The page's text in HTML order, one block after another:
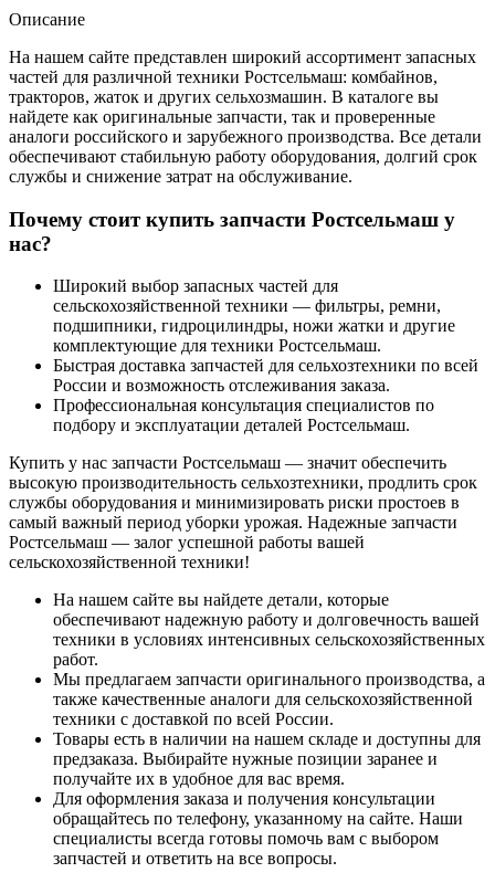
Описание
На нашем сайте представлен широкий ассортимент запасных
частей для различной техники Ростсельмаш: комбайнов,
тракторов, жаток и других сельхозмашин. В каталоге вы
найдете как оригинальные запчасти, так и проверенные
аналоги российского и зарубежного производства. Все детали
обеспечивают стабильную работу оборудования, долгий срок
службы и снижение затрат на обслуживание.
Почему стоит купить запчасти Ростсельмаш у
нас?
Широкий выбор запасных частей для
сельскохозяйственной техники — фильтры, ремни,
подшипники, гидроцилиндры, ножи жатки и другие
комплектующие для техники Ростсельмаш.
Быстрая доставка запчастей для сельхозтехники по всей
России и возможность отслеживания заказа.
Профессиональная консультация специалистов по
подбору и эксплуатации деталей Ростсельмаш.
Купить у нас запчасти Ростсельмаш — значит обеспечить
высокую производительность сельхозтехники, продлить срок
службы оборудования и минимизировать риски простоев в
самый важный период уборки урожая. Надежные запчасти
Ростсельмаш — залог успешной работы вашей
сельскохозяйственной техники!
На нашем сайте вы найдете детали, которые
обеспечивают надежную работу и долговечность вашей
техники в условиях интенсивных сельскохозяйственных
работ.
Мы предлагаем запчасти оригинального производства, а
также качественные аналоги для сельскохозяйственной
техники с доставкой по всей России.
Товары есть в наличии на нашем складе и доступны для
предзаказа. Выбирайте нужные позиции заранее и
получайте их в удобное для вас время.
Для оформления заказа и получения консультации
обращайтесь по телефону, указанному на сайте. Наши
специалисты всегда готовы помочь вам с выбором
запчастей и ответить на все вопросы.